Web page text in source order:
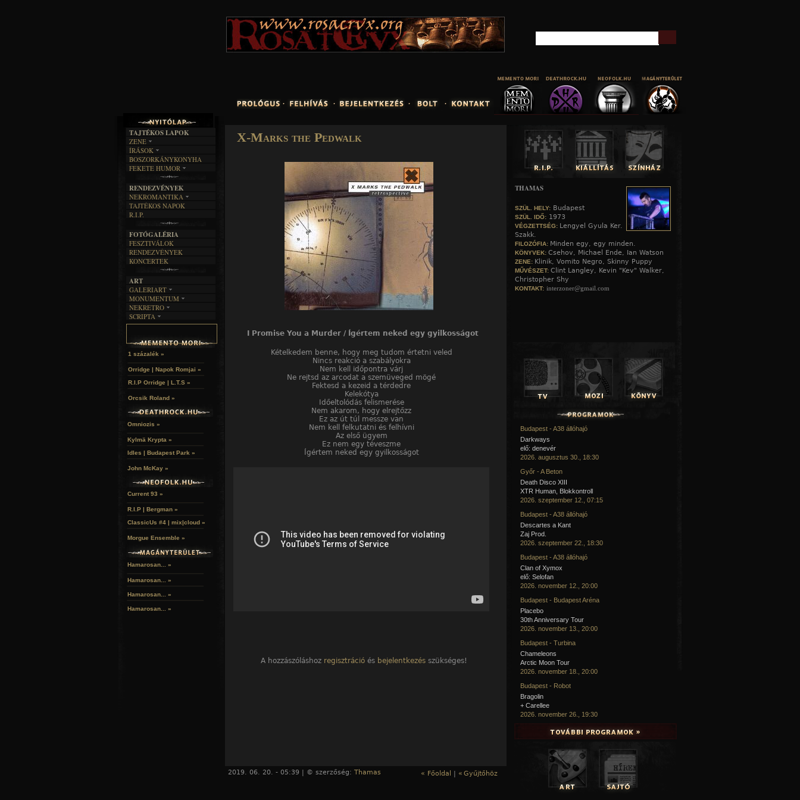
X-Marks the Pedwalk
I Promise You a Murder / Ígértem neked egy gyilkosságot
Kételkedem benne, hogy meg tudom értetni veled
Nincs reakció a szabályokra
Nem kell időpontra várj
Ne rejtsd az arcodat a szemüveged mögé
Fektesd a kezeid a térdedre
Kelekótya
Időeltolódás felismerése
Nem akarom, hogy elrejtőzz
Ez az út túl messze van
Nem kell felkutatni és felhívni
Az első ügyem
Ez nem egy téveszme
Ígértem neked egy gyilkosságot
A hozzászóláshoz regisztrációés bejelentkezésszükséges!
2019. 06. 20. - 05:39 | © szerzőség: Thamas « Főoldal | « Gyűjtőhöz
TAJTÉKOS LAPOK
ZENE
EGYÜTTESEK
INTERJÚK
FORDÍTÁSOK
DALSZÖVEGEK
ÍRÁSOK
IRODALOM
FILM
MŰVÉSZET
ÍRÁSTÖRTÉNET
BOSZORKÁNYKONYHA
FEKETE HUMOR
SZÖVEGES
RENDEZVÉNYEK
NEKROMANTIKA
AKTUÁLIS
A MÚLT
TAJTÉKOS NAPOK
R.I.P.
FOTÓGALÉRIA
FESZTIVÁLOK
RENDEZVÉNYEK
KONCERTEK
ART
GALERIART
ARTGALERI
KÉPREGÉNYEK
LAKÁSKULTS
MONUMENTUM
TEMETŐK
TEMPLOMOK
HELYEK
NEKRETRO
SZUBKULT
RELIKVIÁK
SCRIPTA
NOVELLÁK
HALÁLTÁNC
1 százalék »
Orridge | Napok Romjai »
R.I.P Orridge | L.T.S »
Orcsik Roland »
Omniozis »
Kylmä Krypta »
Idles | Budapest Park »
John McKay »
Current 93 »
R.I.P | Bergman »
ClassicUs #4 | mix|cloud »
Morgue Ensemble »
Hamarosan... »
Hamarosan... »
Hamarosan... »
Hamarosan... »
THAMAS
SZÜL. HELY: Budapest
SZÜL. IDŐ: 1973
VÉGZETTSÉG: Lengyel Gyula Ker.
Szakk.
FILOZÓFIA: Minden egy, egy minden.
KÖNYVEK: Csehov, Michael Ende, Ian Watson
ZENE: Klinik, Vomito Negro, Skinny Puppy
MŰVÉSZET: Clint Langley, Kevin "Kev" Walker,
Christopher Shy
KONTAKT: interzoner@gmail.com
Budapest - A38 állóhajó
Darkways
elő: denevér
2026. augusztus 30., 18:30
Győr - A Beton
Death Disco XIII
XTR Human, Blokkontroll
2026. szeptember 12., 07:15
Budapest - A38 állóhajó
Descartes a Kant
Zaj Prod.
2026. szeptember 22., 18:30
Budapest - A38 állóhajó
Clan of Xymox
elő: Selofan
2026. november 12., 20:00
Budapest - Budapest Aréna
Placebo
30th Anniversary Tour
2026. november 13., 20:00
Budapest - Turbina
Chameleons
Arctic Moon Tour
2026. november 18., 20:00
Budapest - Robot
Bragolin
+ Carellee
2026. november 26., 19:30